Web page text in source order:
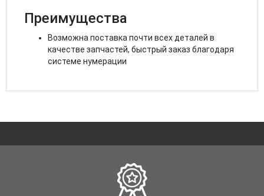
Преимущества
Возможна поставка почти всех деталей в
качестве запчастей, быстрый заказ благодаря
системе нумерации